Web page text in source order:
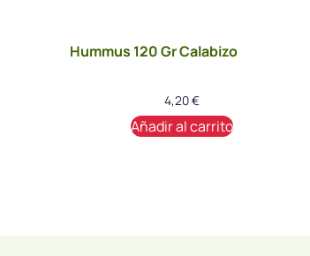
Hummus 120 Gr Calabizo
4,20€
Añadir al carrito